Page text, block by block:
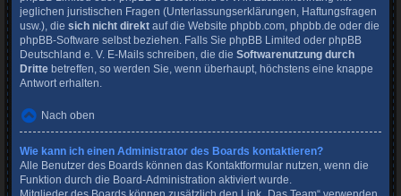
jeglichen juristischen Fragen (Unterlassungserklärungen, Haftungsfragen
usw.), die sich nicht direkt auf die Website phpbb.com, phpbb.de oder die
phpBB-Software selbst beziehen. Falls Sie phpBB Limited oder phpBB
Deutschland e. V. E-Mails schreiben, die die Softwarenutzung durch
Dritte betreffen, so werden Sie, wenn überhaupt, höchstens eine knappe
Antwort erhalten.
Nach oben
Wie kann ich einen Administrator des Boards kontaktieren?
Alle Benutzer des Boards können das Kontaktformular nutzen, wenn die
Funktion durch die Board-Administration aktiviert wurde.